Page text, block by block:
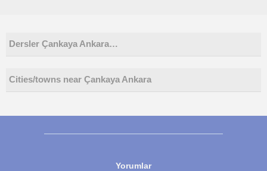
Dersler Çankaya Ankara…
Cities/towns near Çankaya Ankara
Yorumlar